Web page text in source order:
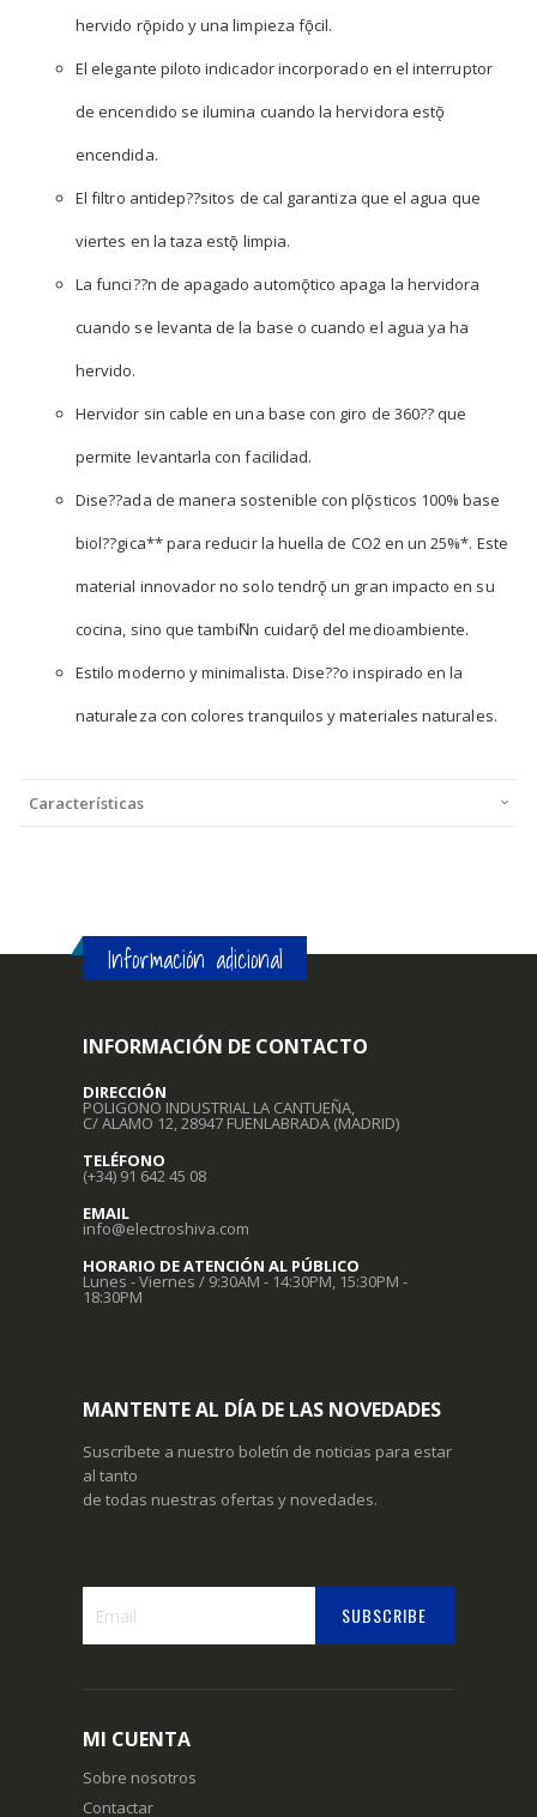
hervido rǭpido y una limpieza fǭcil.
El elegante piloto indicador incorporado en el interruptor
de encendido se ilumina cuando la hervidora estǭ
encendida.
El filtro antidep??sitos de cal garantiza que el agua que
viertes en la taza estǭ limpia.
La funci??n de apagado automǭtico apaga la hervidora
cuando se levanta de la base o cuando el agua ya ha
hervido.
Hervidor sin cable en una base con giro de 360?? que
permite levantarla con facilidad.
Dise??ada de manera sostenible con plǭsticos 100% base
biol??gica** para reducir la huella de CO2 en un 25%*. Este
material innovador no solo tendrǭ un gran impacto en su
cocina, sino que tambiǸn cuidarǭ del medioambiente.
Estilo moderno y minimalista. Dise??o inspirado en la
naturaleza con colores tranquilos y materiales naturales.
Características
Información adicional
INFORMACIÓN DE CONTACTO
DIRECCIÓN
POLIGONO INDUSTRIAL LA CANTUEÑA,
C/ ALAMO 12, 28947 FUENLABRADA (MADRID)
TELÉFONO
(+34) 91 642 45 08
EMAIL
info@electroshiva.com
HORARIO DE ATENCIÓN AL PÚBLICO
Lunes - Viernes / 9:30AM - 14:30PM, 15:30PM -
18:30PM
MANTENTE AL DÍA DE LAS NOVEDADES
Suscríbete a nuestro boletín de noticias para estar
al tanto
de todas nuestras ofertas y novedades.
de
noticias:
SUBSCRIBE
MI CUENTA
Sobre nosotros
Contactar